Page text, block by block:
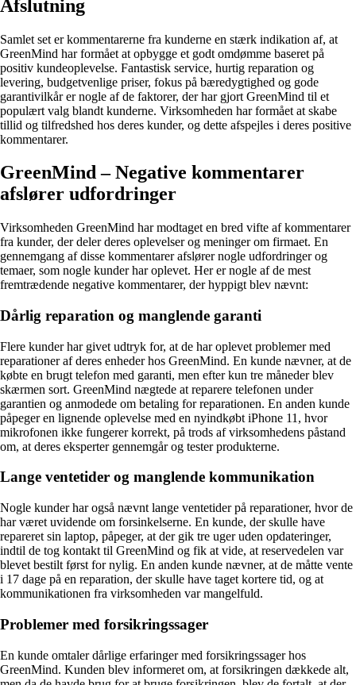
Afslutning
Samlet set er kommentarerne fra kunderne en stærk indikation af, at
GreenMind har formået at opbygge et godt omdømme baseret på
positiv kundeoplevelse. Fantastisk service, hurtig reparation og
levering, budgetvenlige priser, fokus på bæredygtighed og gode
garantivilkår er nogle af de faktorer, der har gjort GreenMind til et
populært valg blandt kunderne. Virksomheden har formået at skabe
tillid og tilfredshed hos deres kunder, og dette afspejles i deres positive
kommentarer.
GreenMind – Negative kommentarer
afslører udfordringer
Virksomheden GreenMind har modtaget en bred vifte af kommentarer
fra kunder, der deler deres oplevelser og meninger om firmaet. En
gennemgang af disse kommentarer afslører nogle udfordringer og
temaer, som nogle kunder har oplevet. Her er nogle af de mest
fremtrædende negative kommentarer, der hyppigt blev nævnt:
Dårlig reparation og manglende garanti
Flere kunder har givet udtryk for, at de har oplevet problemer med
reparationer af deres enheder hos GreenMind. En kunde nævner, at de
købte en brugt telefon med garanti, men efter kun tre måneder blev
skærmen sort. GreenMind nægtede at reparere telefonen under
garantien og anmodede om betaling for reparationen. En anden kunde
påpeger en lignende oplevelse med en nyindkøbt iPhone 11, hvor
mikrofonen ikke fungerer korrekt, på trods af virksomhedens påstand
om, at deres eksperter gennemgår og tester produkterne.
Lange ventetider og manglende kommunikation
Nogle kunder har også nævnt lange ventetider på reparationer, hvor de
har været uvidende om forsinkelserne. En kunde, der skulle have
repareret sin laptop, påpeger, at der gik tre uger uden opdateringer,
indtil de tog kontakt til GreenMind og fik at vide, at reservedelen var
blevet bestilt først for nylig. En anden kunde nævner, at de måtte vente
i 17 dage på en reparation, der skulle have taget kortere tid, og at
kommunikationen fra virksomheden var mangelfuld.
Problemer med forsikringssager
En kunde omtaler dårlige erfaringer med forsikringssager hos
GreenMind. Kunden blev informeret om, at forsikringen dækkede alt,